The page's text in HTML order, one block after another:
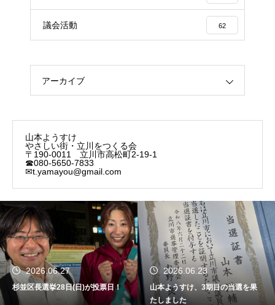
議会活動 62
アーカイブ
山本ようすけ
やさしい街・立川をつくる会
〒190-0011 立川市高松町2-19-1
☎080-5650-7833
✉t.yamayou@gmail.com
2026.06.27
杉並区長選挙28日(日)が投票日！
2026.06.23
山本ようすけ、3期目の当選を果
たしました